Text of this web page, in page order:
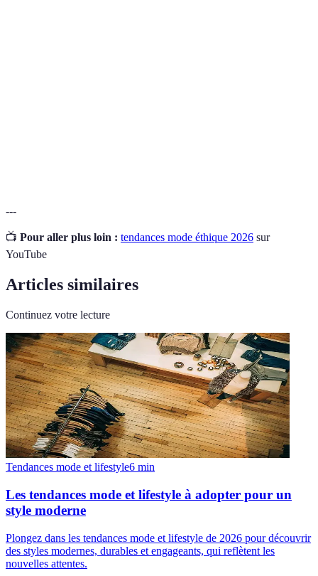
---
📺 Pour aller plus loin : tendances mode éthique 2026 sur
YouTube
Articles similaires
Continuez votre lecture
Tendances mode et lifestyle6 min
Les tendances mode et lifestyle à adopter pour un
style moderne
Plongez dans les tendances mode et lifestyle de 2026 pour découvrir
des styles modernes, durables et engageants, qui reflètent les
nouvelles attentes.